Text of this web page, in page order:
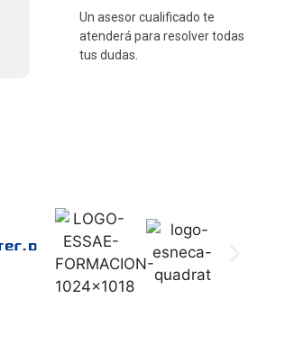
Un asesor cualificado te
atenderá para resolver todas
tus dudas.